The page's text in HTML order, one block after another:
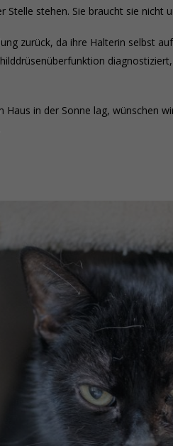
Stelle stehen. Sie braucht sie nicht
zurück, da ihre Halterin selbst
in der Sonne lag, wünschen